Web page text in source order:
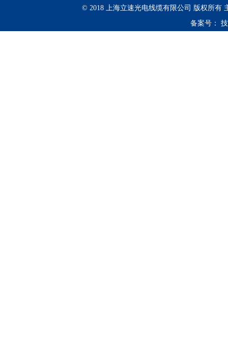
© 2018 上海立速光电线缆有限公司 版权所有
备案号：